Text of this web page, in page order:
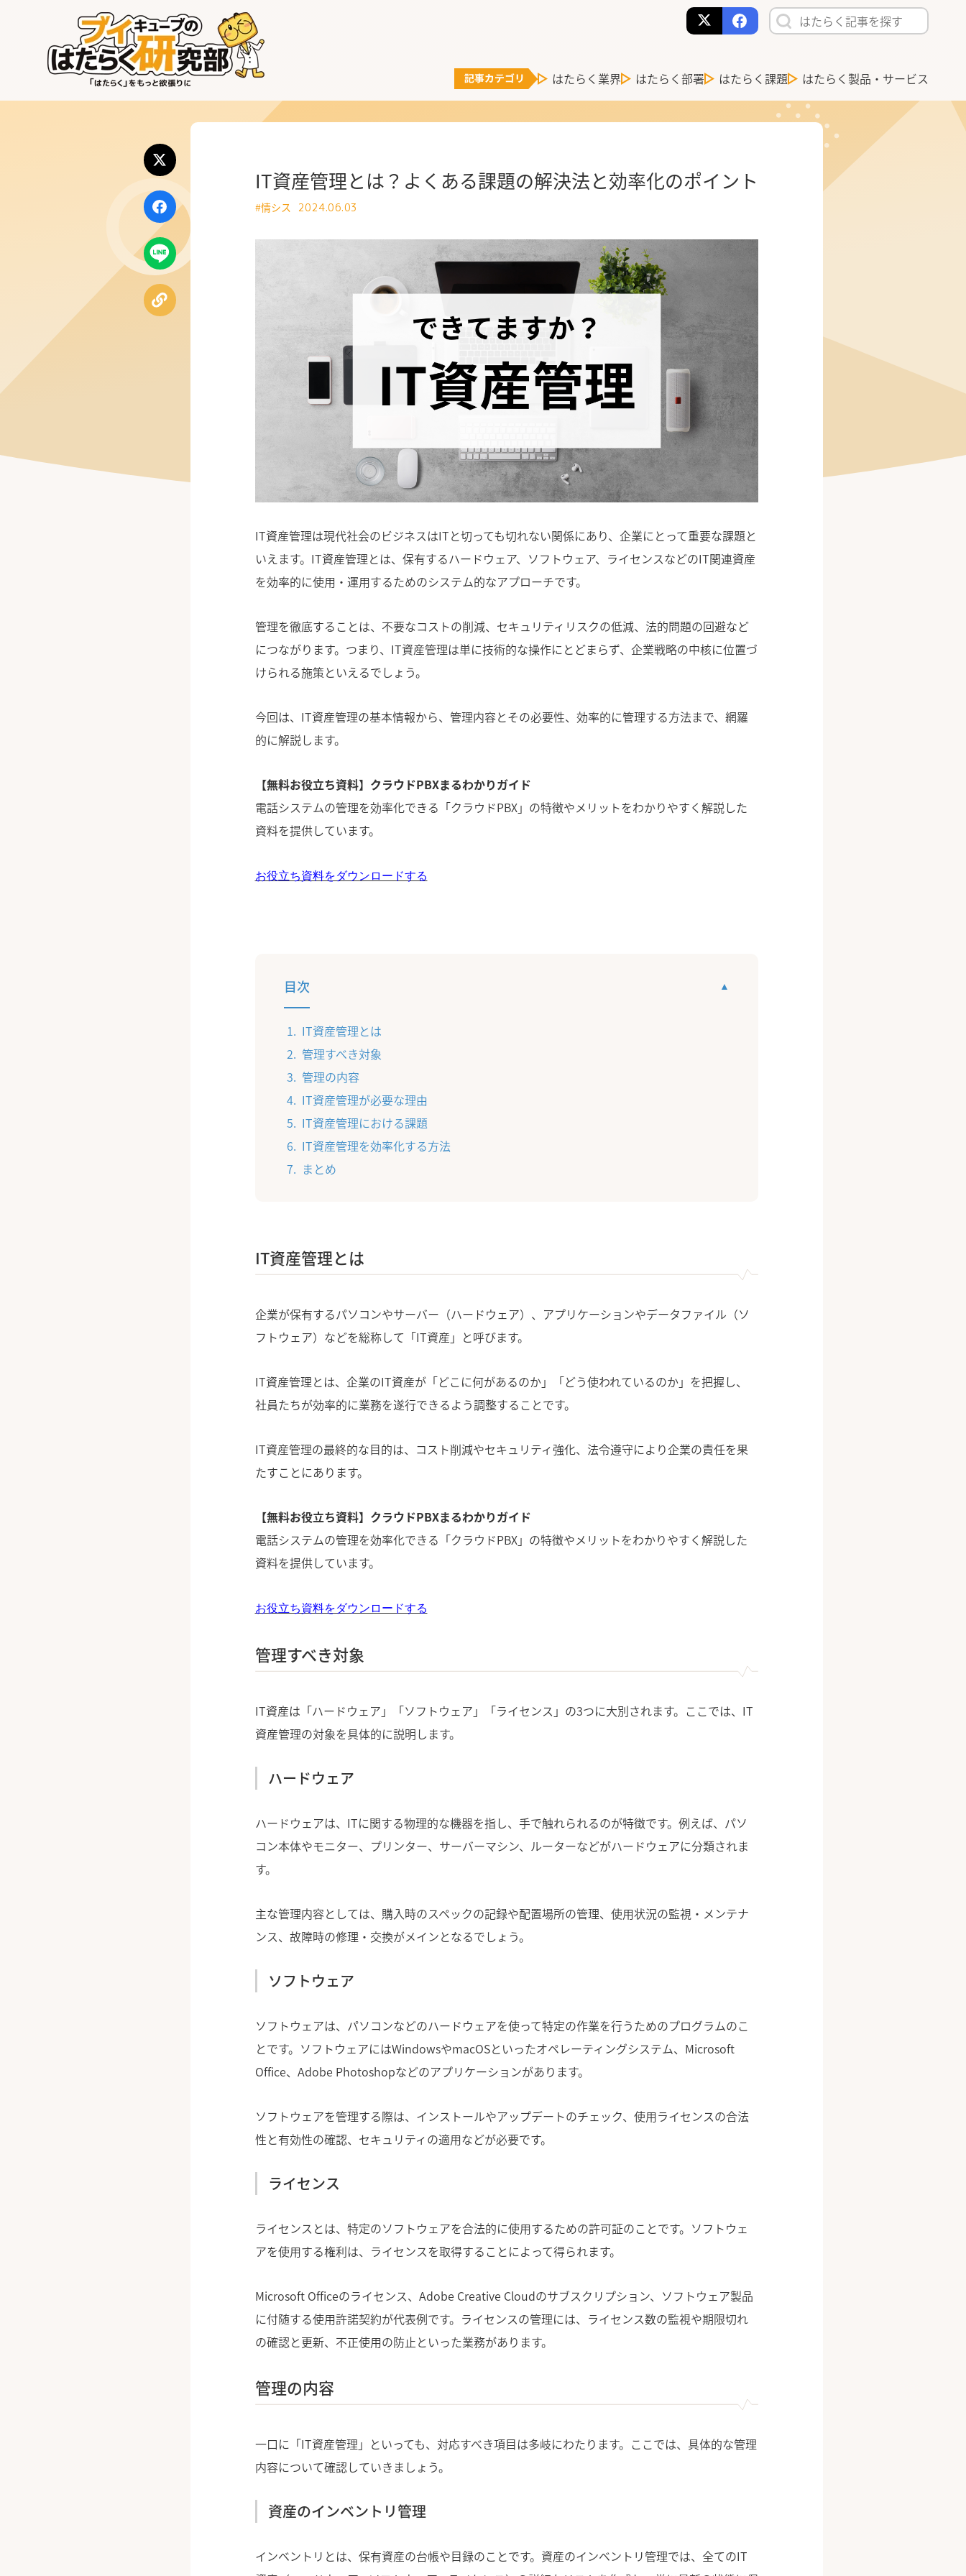
はたらく業界 はたらく部署 はたらく課題 はたらく製品・サービス
はたらく業界
はたらく部署
公式Facebook
IT資産管理とは？よくある課題の解決法と効率化のポイント
#情シス 2024.06.03
IT資産管理は現代社会のビジネスはITと切っても切れない関係にあり、企業にとって重要な課題と
いえます。IT資産管理とは、保有するハードウェア、ソフトウェア、ライセンスなどのIT関連資産
を効率的に使用・運用するためのシステム的なアプローチです。
管理を徹底することは、不要なコストの削減、セキュリティリスクの低減、法的問題の回避など
につながります。つまり、IT資産管理は単に技術的な操作にとどまらず、企業戦略の中核に位置づ
けられる施策といえるでしょう。
今回は、IT資産管理の基本情報から、管理内容とその必要性、効率的に管理する方法まで、網羅
的に解説します。
【無料お役立ち資料】クラウドPBXまるわかりガイド
電話システムの管理を効率化できる「クラウドPBX」の特徴やメリットをわかりやすく解説した
資料を提供しています。
お役立ち資料をダウンロードする
目次
IT資産管理とは
管理すべき対象
管理の内容
IT資産管理が必要な理由
IT資産管理における課題
IT資産管理を効率化する方法
まとめ
IT資産管理とは
企業が保有するパソコンやサーバー（ハードウェア）、アプリケーションやデータファイル（ソ
フトウェア）などを総称して「IT資産」と呼びます。
IT資産管理とは、企業のIT資産が「どこに何があるのか」「どう使われているのか」を把握し、
社員たちが効率的に業務を遂行できるよう調整することです。
IT資産管理の最終的な目的は、コスト削減やセキュリティ強化、法令遵守により企業の責任を果
たすことにあります。
【無料お役立ち資料】クラウドPBXまるわかりガイド
電話システムの管理を効率化できる「クラウドPBX」の特徴やメリットをわかりやすく解説した
資料を提供しています。
お役立ち資料をダウンロードする
管理すべき対象
IT資産は「ハードウェア」「ソフトウェア」「ライセンス」の3つに大別されます。ここでは、IT
資産管理の対象を具体的に説明します。
ハードウェア
ハードウェアは、ITに関する物理的な機器を指し、手で触れられるのが特徴です。例えば、パソ
コン本体やモニター、プリンター、サーバーマシン、ルーターなどがハードウェアに分類されま
す。
主な管理内容としては、購入時のスペックの記録や配置場所の管理、使用状況の監視・メンテナ
ンス、故障時の修理・交換がメインとなるでしょう。
ソフトウェア
ソフトウェアは、パソコンなどのハードウェアを使って特定の作業を行うためのプログラムのこ
とです。ソフトウェアにはWindowsやmacOSといったオペレーティングシステム、Microsoft
Office、Adobe Photoshopなどのアプリケーションがあります。
ソフトウェアを管理する際は、インストールやアップデートのチェック、使用ライセンスの合法
性と有効性の確認、セキュリティの適用などが必要です。
ライセンス
ライセンスとは、特定のソフトウェアを合法的に使用するための許可証のことです。ソフトウェ
アを使用する権利は、ライセンスを取得することによって得られます。
Microsoft Officeのライセンス、Adobe Creative Cloudのサブスクリプション、ソフトウェア製品
に付随する使用許諾契約が代表例です。ライセンスの管理には、ライセンス数の監視や期限切れ
の確認と更新、不正使用の防止といった業務があります。
管理の内容
一口に「IT資産管理」といっても、対応すべき項目は多岐にわたります。ここでは、具体的な管理
内容について確認していきましょう。
資産のインベントリ管理
インベントリとは、保有資産の台帳や目録のことです。資産のインベントリ管理では、全てのIT